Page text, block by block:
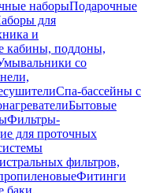
наборыПодарочные
для
и
кабины, поддоны,
со
Спа-бассейны с
Бытовые
Фильтры-
для проточных
фильтров,
Фитинги
баки,